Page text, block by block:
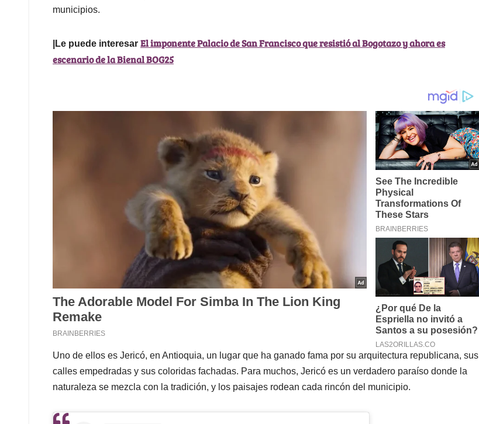
municipios.
|Le puede interesar El imponente Palacio de San Francisco que resistió al Bogotazo y ahora es
escenario de la Bienal BOG25
Uno de ellos es Jericó, en Antioquia, un lugar que ha ganado fama por su arquitectura republicana, sus
calles empedradas y sus coloridas fachadas. Para muchos, Jericó es un verdadero paraíso donde la
naturaleza se mezcla con la tradición, y los paisajes rodean cada rincón del municipio.